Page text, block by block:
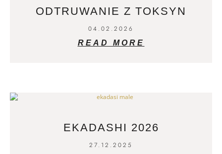
ODTRUWANIE Z TOKSYN
04.02.2026
READ MORE
EKADASHI 2026
27.12.2025